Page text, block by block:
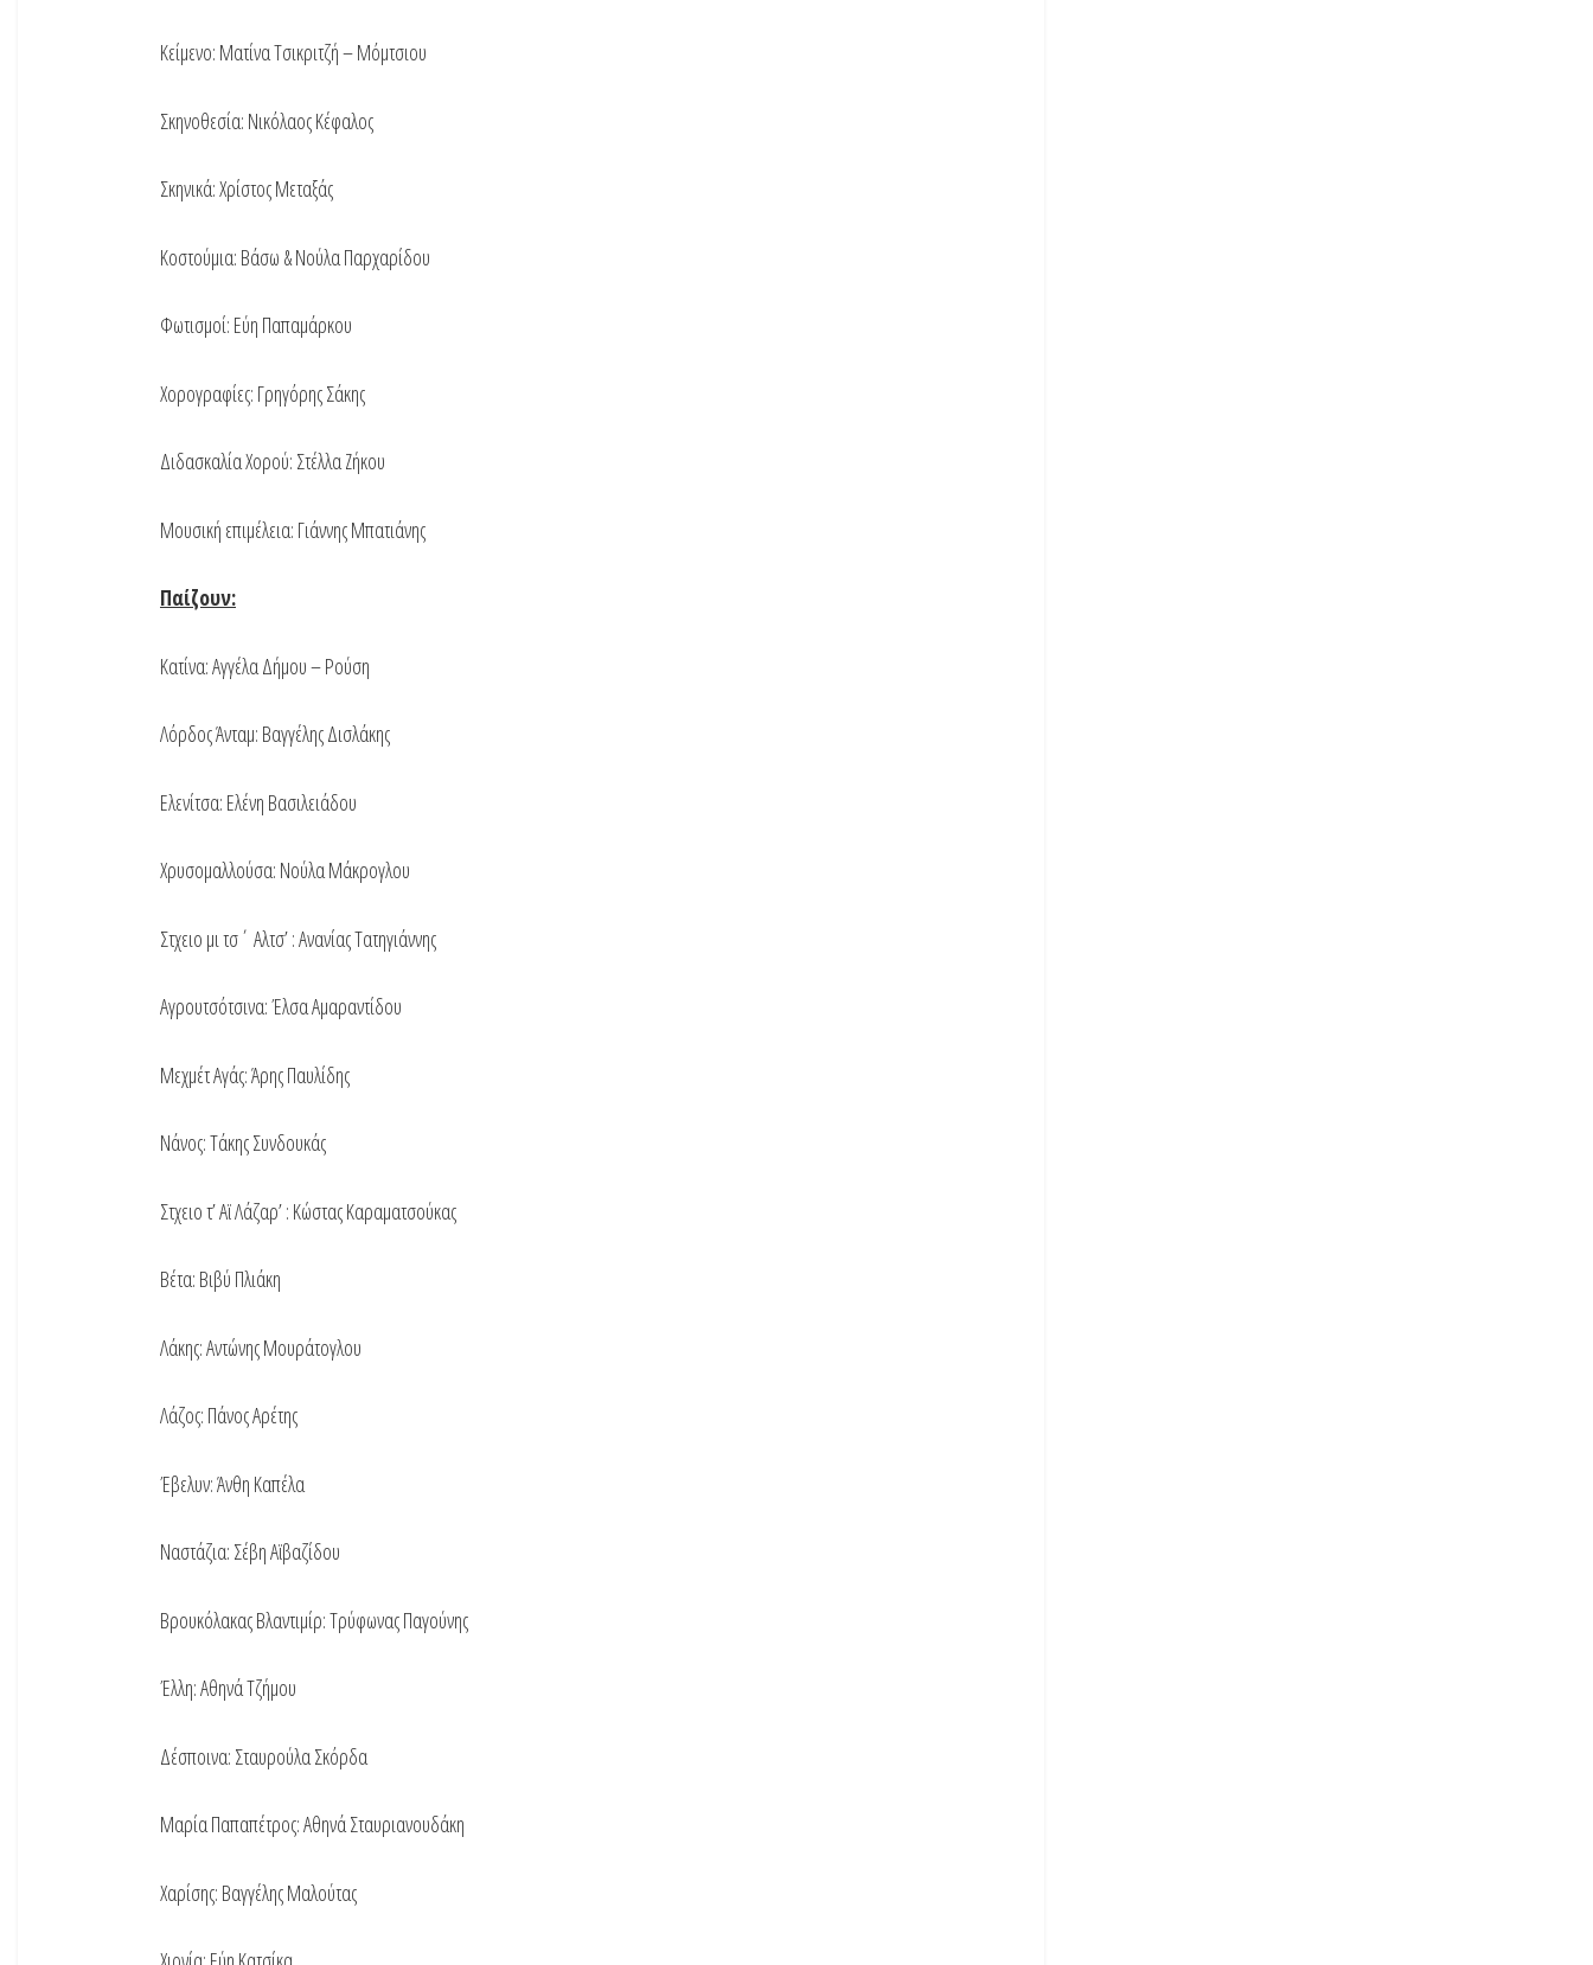
Κείμενο: Ματίνα Τσικριτζή – Μόμτσιου
Σκηνοθεσία: Νικόλαος Κέφαλος
Σκηνικά: Χρίστος Μεταξάς
Κοστούμια: Βάσω & Νούλα Παρχαρίδου
Φωτισμοί: Εύη Παπαμάρκου
Χορογραφίες: Γρηγόρης Σάκης
Διδασκαλία Χορού: Στέλλα Ζήκου
Μουσική επιμέλεια: Γιάννης Μπατιάνης
Παίζουν:
Κατίνα: Αγγέλα Δήμου – Ρούση
Λόρδος Άνταμ: Βαγγέλης Δισλάκης
Ελενίτσα: Ελένη Βασιλειάδου
Χρυσομαλλούσα: Νούλα Μάκρογλου
Στχειο μι τσ΄ Αλτσ’ : Ανανίας Τατηγιάννης
Αγρουτσότσινα: Έλσα Αμαραντίδου
Μεχμέτ Αγάς: Άρης Παυλίδης
Νάνος: Τάκης Συνδουκάς
Στχειο τ’ Αϊ Λάζαρ’ : Κώστας Καραματσούκας
Βέτα: Βιβύ Πλιάκη
Λάκης: Αντώνης Μουράτογλου
Λάζος: Πάνος Αρέτης
Έβελυν: Άνθη Καπέλα
Ναστάζια: Σέβη Αϊβαζίδου
Βρουκόλακας Βλαντιμίρ: Τρύφωνας Παγούνης
Έλλη: Αθηνά Τζήμου
Δέσποινα: Σταυρούλα Σκόρδα
Μαρία Παπαπέτρος: Αθηνά Σταυριανουδάκη
Χαρίσης: Βαγγέλης Μαλούτας